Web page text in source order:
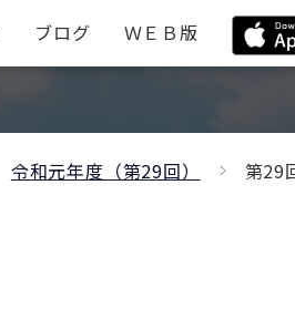
ブログ ＷＥＢ版
令和元年度（第29回） 第29